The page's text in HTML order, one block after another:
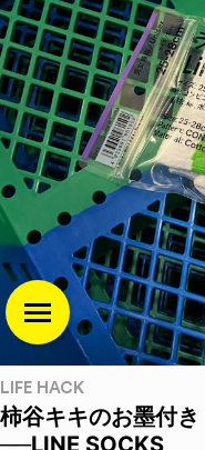
LIFE HACK
柿谷キキのお墨付き
──LINE SOCKS